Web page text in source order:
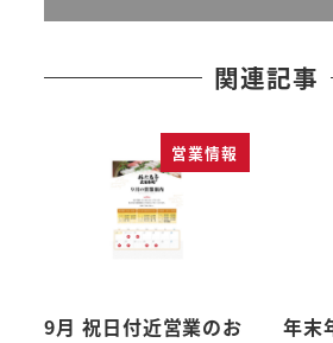
関連記事
営業情報
9月 祝日付近営業のお
年末